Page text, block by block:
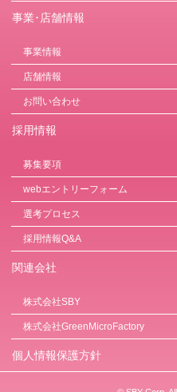
事業･店舗情報
事業情報
店舗情報
お問い合わせ
採用情報
募集要項
webエントリーフォーム
選考プロセス
採用情報Q&A
関連会社
株式会社SBY
株式会社GreenMicroFactory
個人情報保護方針